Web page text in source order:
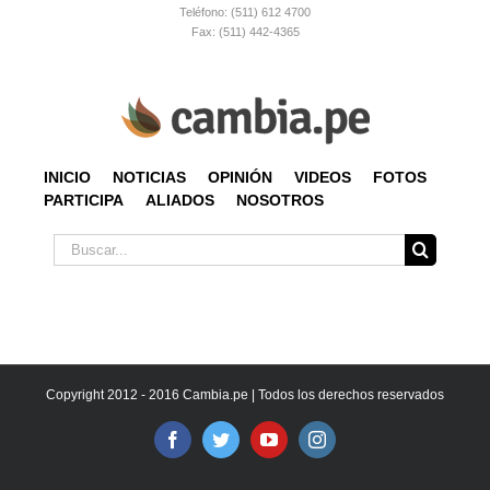
Teléfono: (511) 612 4700
Fax: (511) 442-4365
INICIO NOTICIAS OPINIÓN VIDEOS
FOTOS
PARTICIPA
ALIADOS NOSOTROS
Buscar:
Copyright 2012 - 2016 Cambia.pe | Todos los derechos reservados
FacebookTwitterYouTubeInstagram